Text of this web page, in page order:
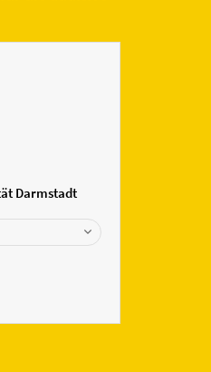
Darmstadt